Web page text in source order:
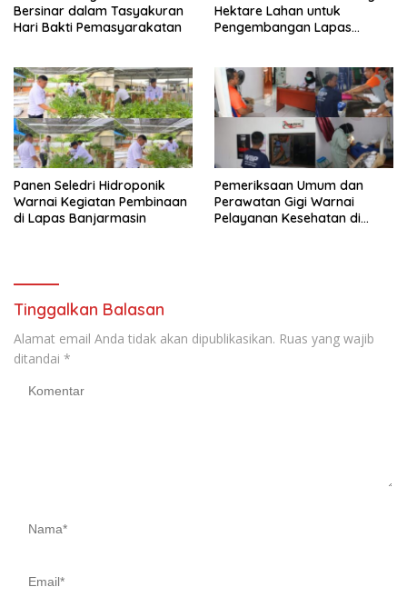
Bersinar dalam Tasyakuran
Hari Bakti Pemasyarakatan
Hektare Lahan untuk
Pengembangan Lapas
Panen Seledri Hidroponik
Warnai Kegiatan Pembinaan
di Lapas Banjarmasin
Pemeriksaan Umum dan
Perawatan Gigi Warnai
Pelayanan Kesehatan di
Tinggalkan Balasan
Alamat email Anda tidak akan dipublikasikan. Ruas yang wajib
ditandai *